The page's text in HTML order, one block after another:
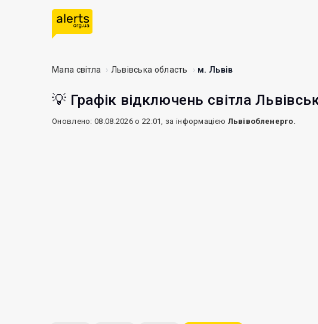
Мапа світла Львівська область м. Львів
💡 Графік відключень світла
Оновлено: 08.08.2026 о 22:01, за інформацією Львівобленерго.